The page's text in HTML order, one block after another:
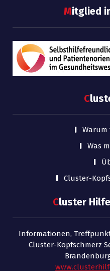
Mitglied
C
Warum
Was
Cluster-
Cluster
Informationen,
Cluster-Kopfschmerz